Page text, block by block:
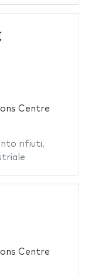
Centre
rifiuti,
Centre